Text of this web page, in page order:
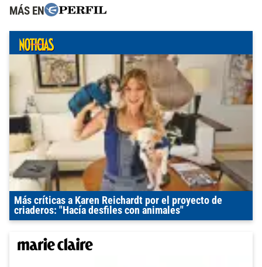
MÁS EN
Más críticas a Karen Reichardt por el proyecto de
criaderos: "Hacía desfiles con animales"